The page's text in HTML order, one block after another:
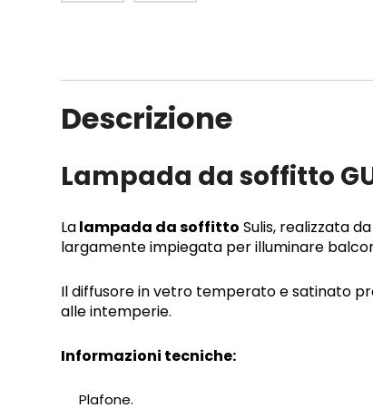
Descrizione
Lampada da soffitto
Lalampada da soffitto Sulis, realizzata
largamente impiegata per illuminare
Il diffusore in vetro temperato e satinato
alle intemperie.
Informazioni tecniche:
Plafone.